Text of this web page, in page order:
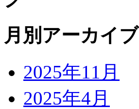
月別アーカイブ
2025年11月
2025年4月